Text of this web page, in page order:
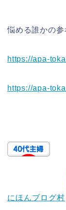
悩める誰かの参
https://apa-
https://apa-
にほんブログ村